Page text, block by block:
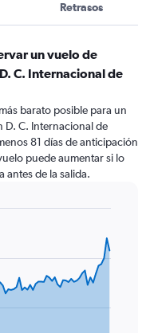
Retrasos
un vuelo de
C. Internacional de
barato posible para un
D. C. Internacional de
81 días de anticipación
puede aumentar si lo
antes de la salida.